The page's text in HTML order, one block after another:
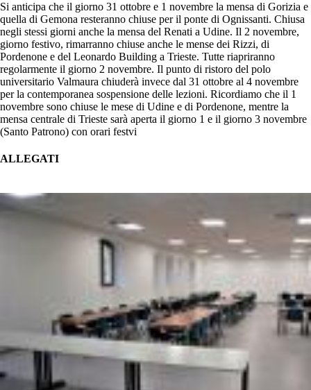
Si anticipa che il giorno 31 ottobre e 1 novembre la mensa di Gorizia e
quella di Gemona resteranno chiuse per il ponte di Ognissanti. Chiusa
negli stessi giorni anche la mensa del Renati a Udine. Il 2 novembre,
giorno festivo, rimarranno chiuse anche le mense dei Rizzi, di
Pordenone e del Leonardo Building a Trieste. Tutte riapriranno
regolarmente il giorno 2 novembre. Il punto di ristoro del polo
universitario Valmaura chiuderà invece dal 31 ottobre al 4 novembre
per la contemporanea sospensione delle lezioni. Ricordiamo che il 1
novembre sono chiuse le mese di Udine e di Pordenone, mentre la
mensa centrale di Trieste sarà aperta il giorno 1 e il giorno 3 novembre
(Santo Patrono) con orari festvi
ALLEGATI